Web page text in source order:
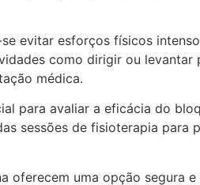
evitar esforços físicos
como dirigir ou levantar
médica.
para avaliar a eficácia do
sessões de fisioterapia para
oferecem uma opção segura